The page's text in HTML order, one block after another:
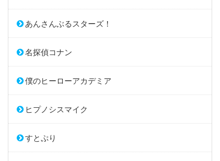
あんさんぶるスターズ！
名探偵コナン
僕のヒーローアカデミア
ヒプノシスマイク
すとぷり